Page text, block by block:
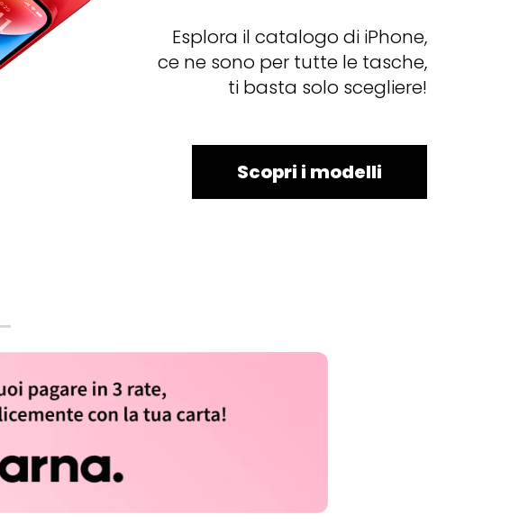
Esplora il catalogo di iPhone,
ce ne sono per tutte le tasche,
ti basta solo scegliere!
Scopri i modelli